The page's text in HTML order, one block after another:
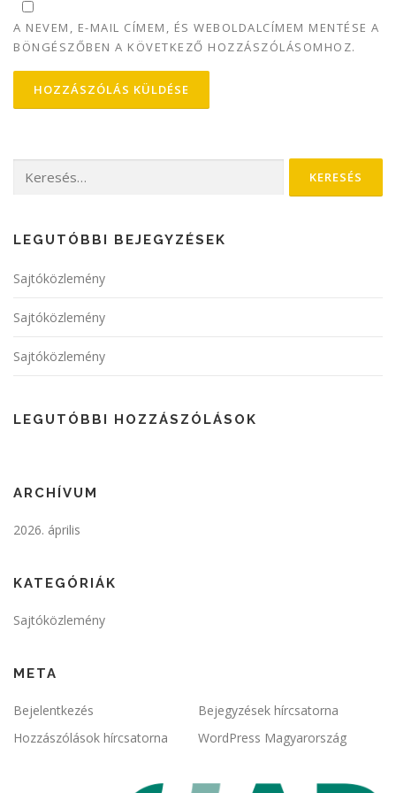
A NEVEM, E-MAIL CÍMEM, ÉS WEBOLDALCÍMEM MENTÉSE A
BÖNGÉSZŐBEN A KÖVETKEZŐ HOZZÁSZÓLÁSOMHOZ.
LEGUTÓBBI BEJEGYZÉSEK
Sajtóközlemény
Sajtóközlemény
Sajtóközlemény
LEGUTÓBBI HOZZÁSZÓLÁSOK
ARCHÍVUM
2026. április
KATEGÓRIÁK
Sajtóközlemény
META
Bejelentkezés
Bejegyzések hírcsatorna
Hozzászólások hírcsatorna
WordPress Magyarország